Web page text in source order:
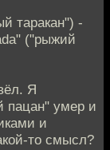
таракан") -
("рыжий
Я
пацан" умер и
и
то смысл?